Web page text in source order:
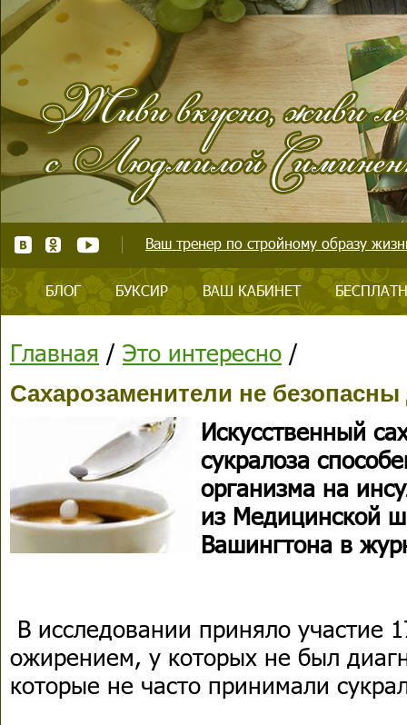
Ваш тренер по стройному образу
БЛОГ БУКСИР ВАШ КАБИНЕТ
Главная / Это интересно /
Сахарозаменители не
Искусственный
сукралоза
организма на
из Медицинской
Вашингтона в
В исследовании приняло участие
ожирением, у которых не был
которые не часто принимали